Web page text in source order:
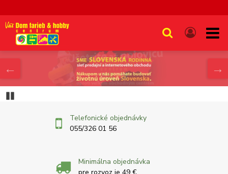
Telefonické objednávky
055/326 01 56
Minimálna objednávka